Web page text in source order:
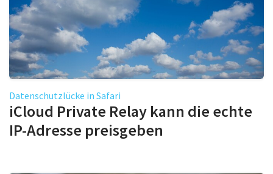
Datenschutzlücke in Safari
iCloud Private Relay kann die echte
IP-Adresse preisgeben